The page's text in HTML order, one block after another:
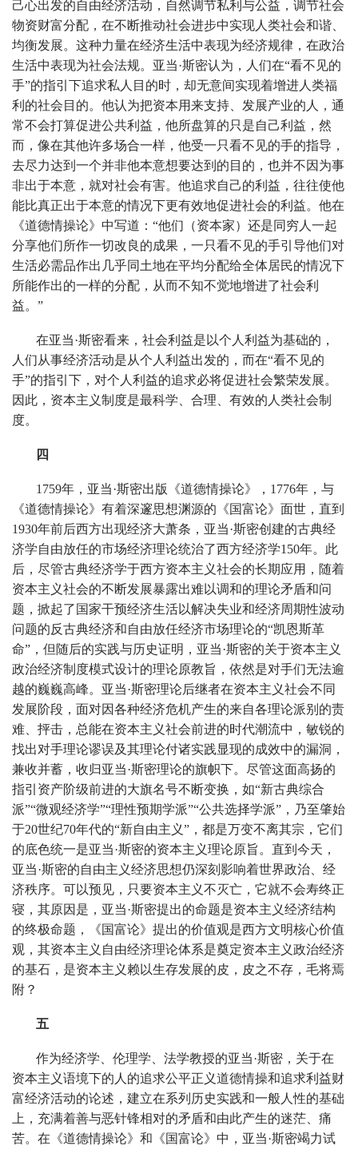
己心出发的自由经济活动，自然调节私利与公益，调节社会
物资财富分配，在不断推动社会进步中实现人类社会和谐、
均衡发展。这种力量在经济生活中表现为经济规律，在政治
生活中表现为社会法规。亚当·斯密认为，人们在“看不见的
手”的指引下追求私人目的时，却无意间实现着增进人类福
利的社会目的。他认为把资本用来支持、发展产业的人，通
常不会打算促进公共利益，他所盘算的只是自己利益，然
而，像在其他许多场合一样，他受一只看不见的手的指导，
去尽力达到一个并非他本意想要达到的目的，也并不因为事
非出于本意，就对社会有害。他追求自己的利益，往往使他
能比真正出于本意的情况下更有效地促进社会的利益。他在
《道德情操论》中写道：“他们（资本家）还是同穷人一起
分享他们所作一切改良的成果，一只看不见的手引导他们对
生活必需品作出几乎同土地在平均分配给全体居民的情况下
所能作出的一样的分配，从而不知不觉地增进了社会利
益。”
在亚当·斯密看来，社会利益是以个人利益为基础的，
人们从事经济活动是从个人利益出发的，而在“看不见的
手”的指引下，对个人利益的追求必将促进社会繁荣发展。
因此，资本主义制度是最科学、合理、有效的人类社会制
度。
四
1759年，亚当·斯密出版《道德情操论》，1776年，与
《道德情操论》有着深邃思想渊源的《国富论》面世，直到
1930年前后西方出现经济大萧条，亚当·斯密创建的古典经
济学自由放任的市场经济理论统治了西方经济学150年。此
后，尽管古典经济学于西方资本主义社会的长期应用，随着
资本主义社会的不断发展暴露出难以调和的理论矛盾和问
题，掀起了国家干预经济生活以解决失业和经济周期性波动
问题的反古典经济和自由放任经济市场理论的“凯恩斯革
命”，但随后的实践与历史证明，亚当·斯密的关于资本主义
政治经济制度模式设计的理论原教旨，依然是对手们无法逾
越的巍巍高峰。亚当·斯密理论后继者在资本主义社会不同
发展阶段，面对因各种经济危机产生的来自各理论派别的责
难、抨击，总能在资本主义社会前进的时代潮流中，敏锐的
找出对手理论谬误及其理论付诸实践显现的成效中的漏洞，
兼收并蓄，收归亚当·斯密理论的旗帜下。尽管这面高扬的
指引资产阶级前进的大旗名号不断变换，如“新古典综合
派”“微观经济学”“理性预期学派”“公共选择学派”，乃至肇始
于20世纪70年代的“新自由主义”，都是万变不离其宗，它们
的底色统一是亚当·斯密的资本主义理论原旨。直到今天，
亚当·斯密的自由主义经济思想仍深刻影响着世界政治、经
济秩序。可以预见，只要资本主义不灭亡，它就不会寿终正
寝，其原因是，亚当·斯密提出的命题是资本主义经济结构
的终极命题，《国富论》提出的价值观是西方文明核心价值
观，其资本主义自由经济理论体系是奠定资本主义政治经济
的基石，是资本主义赖以生存发展的皮，皮之不存，毛将焉
附？
五
作为经济学、伦理学、法学教授的亚当·斯密，关于在
资本主义语境下的人的追求公平正义道德情操和追求利益财
富经济活动的论述，建立在系列历史实践和一般人性的基础
上，充满着善与恶针锋相对的矛盾和由此产生的迷茫、痛
苦。在《道德情操论》和《国富论》中，亚当·斯密竭力试